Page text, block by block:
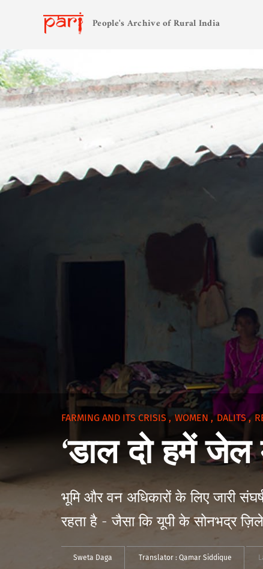
People's Archive of Rural India
FARMING AND ITS CRISIS , WOMEN ,DALITS,
‘डाल दो हमें
भूमि और वन अधिकारों के लिए जारी
रहता है - जैसा कि यूपी के सोनभद्र
Sweta Daga Translator : Qamar Siddique